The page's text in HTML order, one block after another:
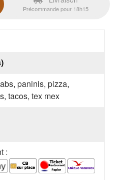
Précommande pour 18h15
paninis, pizza,
tacos, tex mex
: